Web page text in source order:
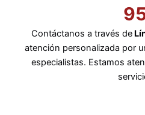
Contáctanos a través de
atención personalizada por
especialistas. Estamos